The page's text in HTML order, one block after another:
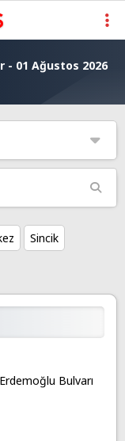
- 01 Ağustos 2026
Sincik
Bulvarı